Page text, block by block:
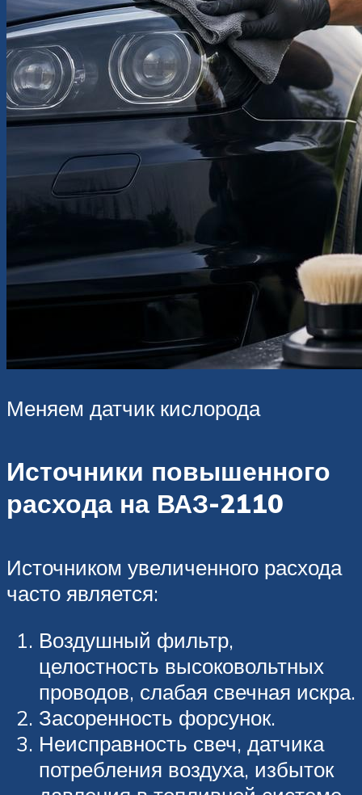
Меняем датчик кислорода
Источники повышенного
расхода на ВАЗ-2110
Источником увеличенного расхода
часто является:
Воздушный фильтр,
целостность высоковольтных
проводов, слабая свечная искра.
Засоренность форсунок.
Неисправность свеч, датчика
потребления воздуха, избыток